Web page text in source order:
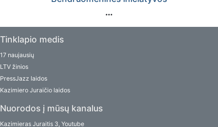
Tinklapio medis
17 naujausių
LTV žinios
PressJazz laidos
Kazimiero Juraičio laidos
Nuorodos į mūsų kanalus
Kazimieras Juraitis 3, Youtube